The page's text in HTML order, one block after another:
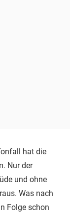
hat die
Nur der
und ohne
Was nach
Folge schon